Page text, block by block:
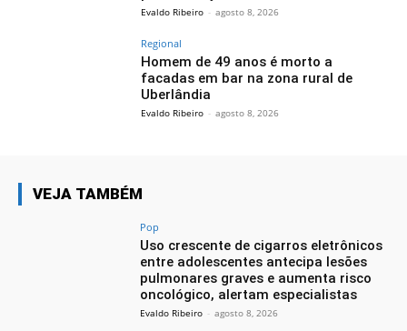
Evaldo Ribeiro - agosto 8, 2026
Regional
Homem de 49 anos é morto a
facadas em bar na zona rural de
Uberlândia
Evaldo Ribeiro - agosto 8, 2026
VEJA TAMBÉM
Pop
Uso crescente de cigarros eletrônicos
entre adolescentes antecipa lesões
pulmonares graves e aumenta risco
oncológico, alertam especialistas
Evaldo Ribeiro - agosto 8, 2026